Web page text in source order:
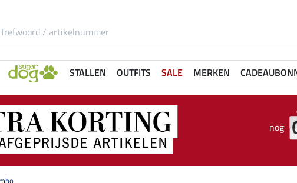
STALLEN OUTFITS SALE MERKEN
nog